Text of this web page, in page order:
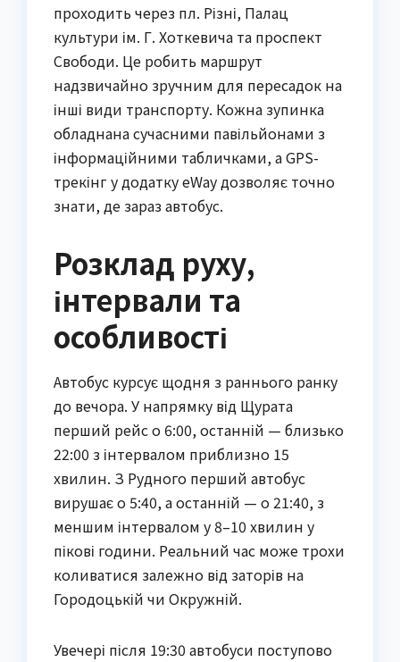
проходить через пл. Різні, Палац
культури ім. Г. Хоткевича та проспект
Свободи. Це робить маршрут
надзвичайно зручним для пересадок на
інші види транспорту. Кожна зупинка
обладнана сучасними павільйонами з
інформаційними табличками, а GPS-
трекінг у додатку eWay дозволяє точно
знати, де зараз автобус.
Розклад руху,
інтервали та
особливості
Автобус курсує щодня з раннього ранку
до вечора. У напрямку від Щурата
перший рейс о 6:00, останній — близько
22:00 з інтервалом приблизно 15
хвилин. З Рудного перший автобус
вирушає о 5:40, а останній — о 21:40, з
меншим інтервалом у 8–10 хвилин у
пікові години. Реальний час може трохи
коливатися залежно від заторів на
Городоцькій чи Окружній.
Увечері після 19:30 автобуси поступово